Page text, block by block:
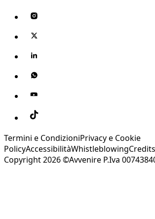
Termini e CondizioniPrivacy e Cookie
PolicyAccessibilitàWhistleblowingCredits
Copyright 2026 ©Avvenire P.Iva